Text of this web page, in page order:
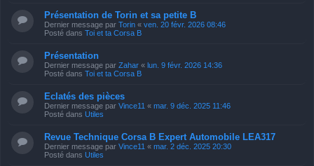
Présentation de Torin et sa petite B
Dernier message par Torin « ven. 20 févr. 2026 08:46
Posté dans Toi et ta Corsa B
Présentation
Dernier message par Zahar « lun. 9 févr. 2026 14:36
Posté dans Toi et ta Corsa B
Eclatés des pièces
Dernier message par Vince11 « mar. 9 déc. 2025 11:46
Posté dans Utiles
Revue Technique Corsa B Expert Automobile LEA317
Dernier message par Vince11 « mar. 2 déc. 2025 20:30
Posté dans Utiles